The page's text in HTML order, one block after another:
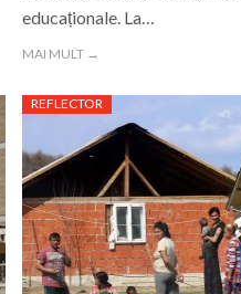
educaționale. La…
MAI MULT →
REFLECTOR